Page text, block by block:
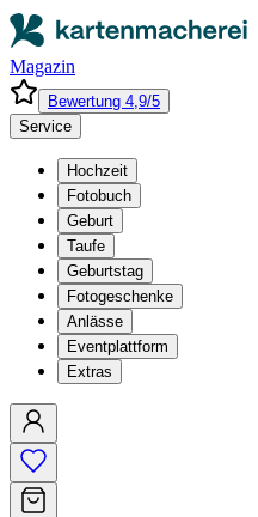
Magazin
Bewertung 4,9/5
Service
Hochzeit
Fotobuch
Geburt
Taufe
Geburtstag
Fotogeschenke
Anlässe
Eventplattform
Extras